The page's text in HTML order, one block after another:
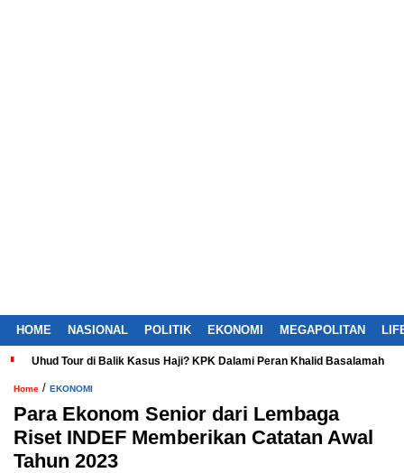
HOME NASIONAL POLITIK EKONOMI MEGAPOLITAN
Uhud Tour di Balik Kasus Haji? KPK Dalami Peran Khalid Basalamah
Home / EKONOMI
Para Ekonom Senior dari Lembaga
Riset INDEF Memberikan Catatan Awal
Tahun 2023